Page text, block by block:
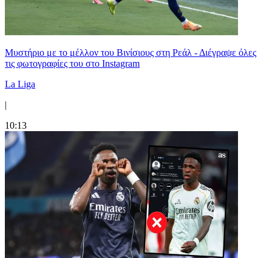
Μυστήριο με το μέλλον του Βινίσιους στη Ρεάλ - Διέγραψε όλες
τις φωτογραφίες του στο Instagram
La Liga
|
10:13